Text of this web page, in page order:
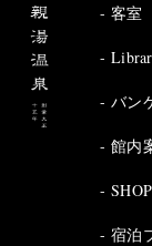
客室
バン
館内
宿泊